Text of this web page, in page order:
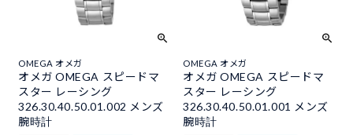
OMEGA オメガ
オメガ OMEGA スピードマ
スター レーシング
326.30.40.50.01.002 メンズ
腕時計
OMEGA オメガ
オメガ OMEGA スピードマ
スター レーシング
326.30.40.50.01.001 メンズ
腕時計